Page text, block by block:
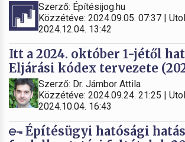
Szerző: Építésijog.hu
Közzétéve: 2024.09.05. 07:37 |
2024.12.04. 13:42
Itt a 2024. október 1-jétől
Eljárási kódex tervezete
Szerző: Dr. Jámbor Attila
Közzétéve: 2024.09.24. 21:25 |
2024.10.04. 16:43
Építésügyi hatósági